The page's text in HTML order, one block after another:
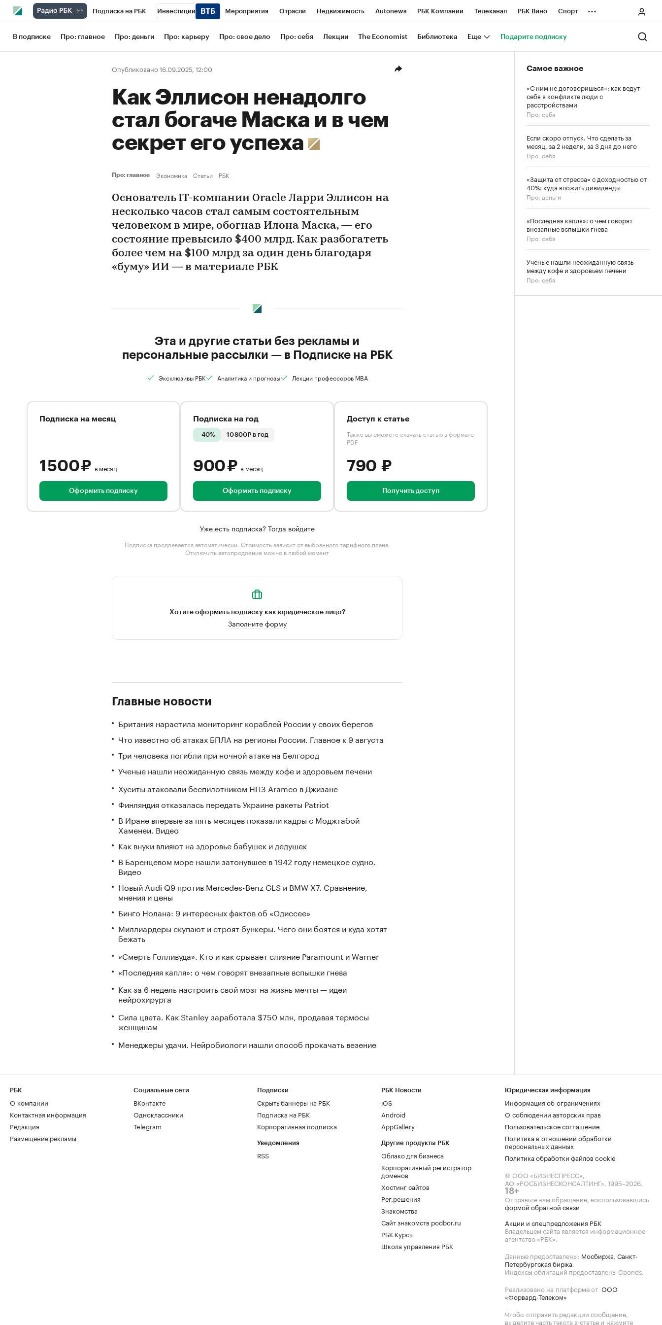
Подписка на РБК Инвестиции Мероприятия Отрасли Недвижимость Autonews РБК Компании Телеканал РБК Вино Спорт
Школа управления РБК РБК Образование РБК Life Тренды Визионеры Национальные проекты Город
Рынок наличной валюты
...
В подписке Про: главное Про: деньги Про: карьеру Про: свое дело Про: себя Лекции The Economist Библиотека Еще Подарите подписку
Опубликовано 16.09.2025, 12:00
Как Эллисон ненадолго
стал богаче Маска и в чем
секрет его успеха
Про: главное Экономика Статьи РБК
Основатель IT-компании Oracle Ларри Эллисон на
несколько часов стал самым состоятельным
человеком в мире, обогнав Илона Маска, — его
состояние превысило $400 млрд. Как разбогатеть
более чем на $100 млрд за один день благодаря
«буму» ИИ — в материале РБК
Эта и другие статьи без рекламы и
персональные рассылки — в Подписке на РБК
Эксклюзивы РБК Аналитика и прогнозы Лекции профессоров MBA
Подписка на месяц
1 500 ₽ в месяц
Оформить подписку
Подписка на год
-40% 10 800₽ в год
900 ₽ в месяц
Оформить подписку
Доступ к статье
Также вы сможете скачать статью в формате
PDF
790 ₽
Получить доступ
Уже есть подписка? Тогда войдите
Подписка продлевается автоматически. Стоимость зависит от выбранного тарифного плана.
Отключить автопродление можно в любой момент
Хотите оформить подписку как юридическое лицо?
Заполните форму
Главные новости
Британия нарастила мониторинг кораблей России у своих берегов
Что известно об атаках БПЛА на регионы России. Главное к 9 августа
Три человека погибли при ночной атаке на Белгород
Ученые нашли неожиданную связь между кофе и здоровьем печени
Хуситы атаковали беспилотником НПЗ Aramco в Джизане
Финляндия отказалась передать Украине ракеты Patriot
В Иране впервые за пять месяцев показали кадры с Моджтабой
Хаменеи. Видео
Как внуки влияют на здоровье бабушек и дедушек
В Баренцевом море нашли затонувшее в 1942 году немецкое судно.
Видео
Новый Audi Q9 против Mercedes-Benz GLS и BMW X7. Сравнение,
мнения и цены
Бинго Нолана: 9 интересных фактов об «Одиссее»
Миллиардеры скупают и строят бункеры. Чего они боятся и куда хотят
бежать
«Смерть Голливуда». Кто и как срывает слияние Paramount и Warner
«Последняя капля»: о чем говорят внезапные вспышки гнева
Как за 6 недель настроить свой мозг на жизнь мечты — идеи
нейрохирурга
Сила цвета. Как Stanley заработала $750 млн, продавая термосы
женщинам
Менеджеры удачи. Нейробиологи нашли способ прокачать везение
Самое важное
«С ним не договоришься»: как ведут
себя в конфликте люди с
расстройствами
Про: себя
Если скоро отпуск. Что сделать за
месяц, за 2 недели, за 3 дня до него
Про: себя
«Защита от стресса» с доходностью от
40%: куда вложить дивиденды
Про: деньги
«Последняя капля»: о чем говорят
внезапные вспышки гнева
Про: себя
Ученые нашли неожиданную связь
между кофе и здоровьем печени
Про: себя
РБК
О компании
Контактная информация
Редакция
Размещение рекламы
Социальные сети
ВКонтакте
Одноклассники
Telegram
Подписки
Скрыть баннеры на РБК
Подписка на РБК
Корпоративная подписка
Уведомления
RSS
РБК Новости
iOS
Android
AppGallery
Другие продукты РБК
Облако для бизнеса
Корпоративный регистратор
доменов
Хостинг сайтов
Рег.решения
Знакомства
Сайт знакомств podbor.ru
РБК Курсы
Школа управления РБК
Юридическая информация
Информация об ограничениях
О соблюдении авторских прав
Пользовательское соглашение
Политика в отношении обработки
персональных данных
Политика обработки файлов cookie
© ООО «БИЗНЕСПРЕСС»,
АО «РОСБИЗНЕСКОНСАЛТИНГ», 1995–2026.
18+
Отправьте нам обращение, воспользовавшись
формой обратной связи
Акции и спецпредложения РБК
Владельцем сайта является информационное
агентство «РБК».
Данные предоставлены: Мосбиржа, Санкт-
Петербургская биржа.
Индексы облигаций предоставлены Cbonds.
Реализовано на платформе от ООО
«Форвард-Телеком»
Чтобы отправить редакции сообщение,
выделите часть текста в статье и нажмите